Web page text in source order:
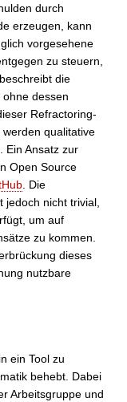
durch
erzeugen, kann
vorgesehene
zu steuern,
die
dessen
Refractoring-
qualitative
Ein Ansatz zur
Open Source
. Die
jedoch nicht trivial,
um auf
zu kommen.
dieses
nutzbare
ein Tool zu
behebt. Dabei
Arbeitsgruppe und